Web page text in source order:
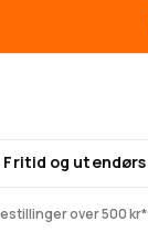
Fritid og utendørs
over 500 kr*